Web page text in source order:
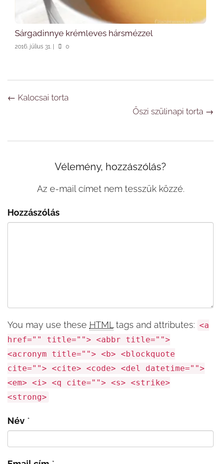
Sárgadinnye krémleves hársmézzel
2016. július 31. 0
Navigáció
← Kalocsai torta
Őszi szülinapi torta →
Vélemény, hozzászólás?
Az e-mail címet nem tesszük közzé.
Hozzászólás
You may use these HTMLtags and attributes: <a
href="" title=""> <abbr title="">
<acronym title=""> <b> <blockquote
cite=""> <cite> <code> <del datetime="">
<em> <i> <q cite=""> <s> <strike>
<strong>
Név *